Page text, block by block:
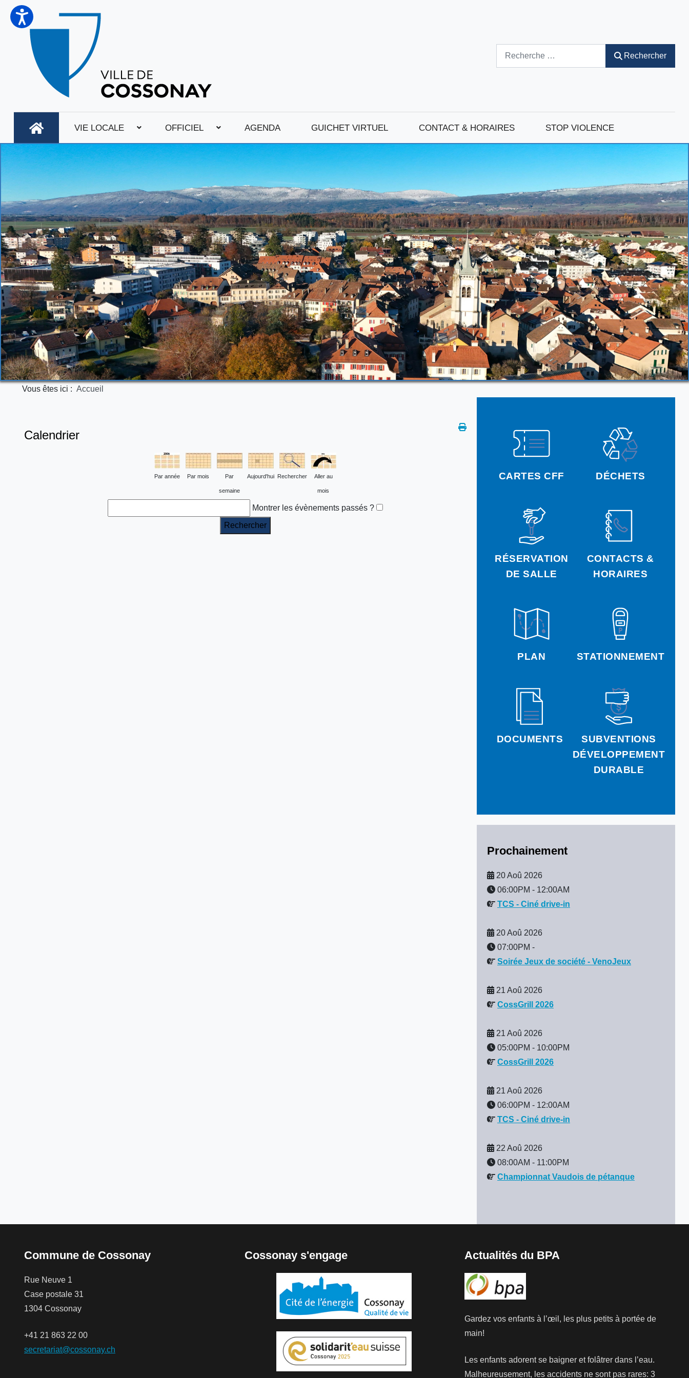
Rechercher
VIE LOCALE OFFICIEL AGENDA GUICHET VIRTUEL CONTACT & HORAIRES STOP VIOLENCE
Vous êtes ici : Accueil
CARTES CFF DÉCHETS
RÉSERVATION
DE SALLE
CONTACTS &
HORAIRES
PLAN STATIONNEMENT
DOCUMENTS
SUBVENTIONS
DÉVELOPPEMENT
DURABLE
Prochainement
20 Aoû 2026
06:00PM - 12:00AM
TCS - Ciné drive-in
20 Aoû 2026
07:00PM -
Soirée Jeux de société - VenoJeux
21 Aoû 2026
CossGrill 2026
21 Aoû 2026
05:00PM - 10:00PM
CossGrill 2026
21 Aoû 2026
06:00PM - 12:00AM
TCS - Ciné drive-in
22 Aoû 2026
08:00AM - 11:00PM
Championnat Vaudois de pétanque
Calendrier
Par année Par mois Par
semaine
Aujourd'hui Rechercher Aller au
mois
Montrer les évènements passés ?
Commune de Cossonay
Rue Neuve 1
Case postale 31
1304 Cossonay
+41 21 863 22 00
secretariat@cossonay.ch
Cossonay s'engage Actualités du BPA
Gardez vos enfants à l’œil, les plus petits à portée de
main!
Les enfants adorent se baigner et folâtrer dans l’eau.
Malheureusement, les accidents ne sont pas rares: 3